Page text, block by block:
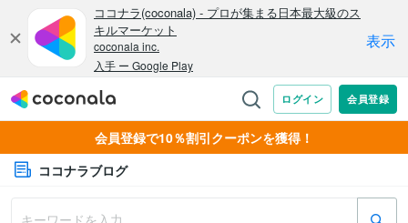
会員登録で10％割引クーポンを獲得！
ココナラブログ